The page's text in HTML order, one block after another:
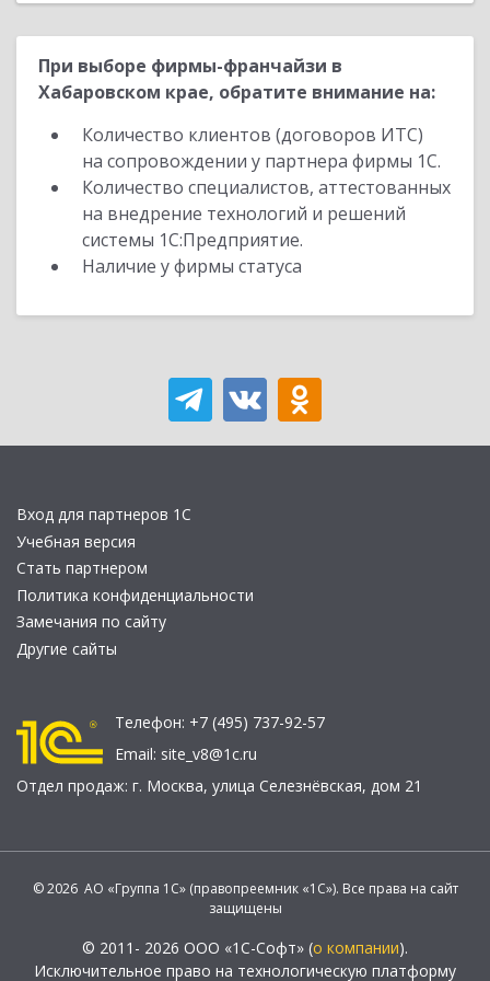
При выборе фирмы-франчайзи в
Хабаровском крае, обратите внимание на:
Количество клиентов (договоров ИТС)
на сопровождении у партнера фирмы 1С.
Количество специалистов, аттестованных
на внедрение технологий и решений
системы 1С:Предприятие.
Наличие у фирмы статуса
Вход для партнеров 1С
Учебная версия
Стать партнером
Политика конфиденциальности
Замечания по сайту
Другие сайты
Телефон: +7 (495) 737-92-57
Email: site_v8@1c.ru
Отдел продаж: г. Москва, улица Селезнёвская, дом 21
© 2026 АО «Группа 1С» (правопреемник «1С»). Все права на сайт
защищены
© 2011- 2026 ООО «1С-Софт» (о компании).
Исключительное право на технологическую платформу